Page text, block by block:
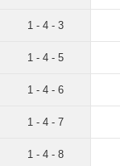
1 - 4 - 3
1 - 4 - 5
1 - 4 - 6
1 - 4 - 7
1 - 4 - 8